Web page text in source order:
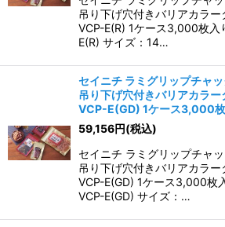
吊り下げ穴付きバリアカラ
VCP-E(R) 1ケース3,000枚
E(R) サイズ：14…
セイニチ ラミグリップチャ
吊り下げ穴付きバリアカラ
VCP-E(GD) 1ケース3,000枚
59,156円(税込)
セイニチ ラミグリップチャ
吊り下げ穴付きバリアカラー
VCP-E(GD) 1ケース3,000枚
VCP-E(GD) サイズ：…